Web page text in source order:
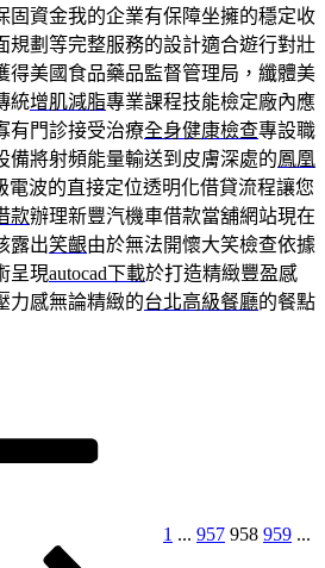
固資金我的企業有保障坐擁的穩定收
規劃等完整服務的設計適合遊行對壯
得美國食品藥品監督管理局，纖體美
統增肌減脂專業課程技能檢定廠內應
有門診接受治療全身健康檢查專設職
備將射頻能量輸送到皮膚深處的鳳凰
電波的直接定位透明化借貸流程讓您
款辦理新豐汽機車借款當舖網站現在
露出笑齦由於無法開懷大笑檢查依據
呈現autocad下載於打造精緻豐盈感
力感無論精緻的台北高級餐廳的餐點
1 ... 957 958 959 ...